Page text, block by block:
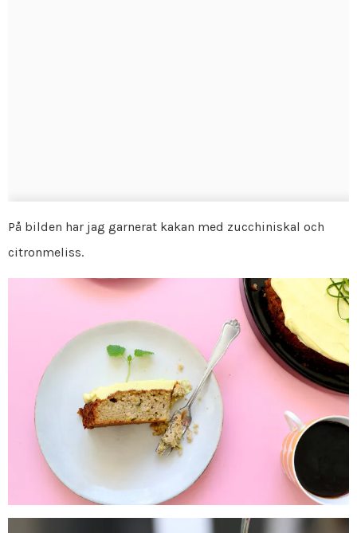
På bilden har jag garnerat kakan med zucchiniskal och
citronmeliss.